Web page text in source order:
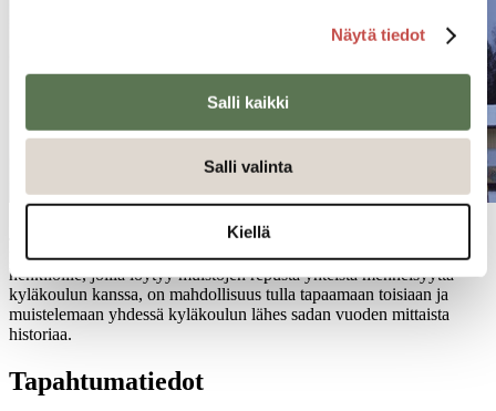
Näytä tiedot
Salli kaikki
Salli valinta
Kiellä
Järjestämme 13.5. lauantaina Tarvaalan kyläkoululla avoimien ovien
päivän kaikille koulun entisille oppilaille, opettajille tai muille
henkilöille, joilla löytyy muistojen repusta yhteistä menneisyyttä
kyläkoulun kanssa, on mahdollisuus tulla tapaamaan toisiaan ja
muistelemaan yhdessä kyläkoulun lähes sadan vuoden mittaista
historiaa.
Tapahtumatiedot